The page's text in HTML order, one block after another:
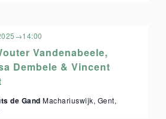
Vandenabeele,
Dembele & Vincent
de GandMachariuswijk, Gent,